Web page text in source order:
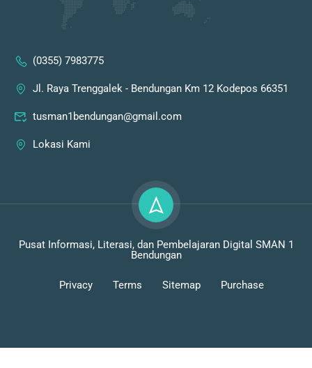
(0355) 7983775
Jl. Raya Trenggalek - Bendungan Km 12 Kodepos 66351
tusman1bendungan@gmail.com
Lokasi Kami
Pusat Informasi, Literasi, dan Pembelajaran Digital SMAN 1
Bendungan
Privacy Terms Sitemap Purchase